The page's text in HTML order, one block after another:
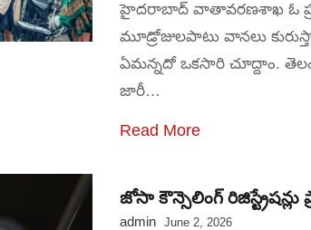
హైదరాబాద్ వాతావరణశాఖ ఓ
మూడ్రోజులపాటు వానలు
ఏమన్నదో ఒకసారి చూద్దాం.
జారీ…
Read More
జోసా కౌన్సెలింగ్‌ రిజిస్ట్రేషన్లు
admin June 2, 2026